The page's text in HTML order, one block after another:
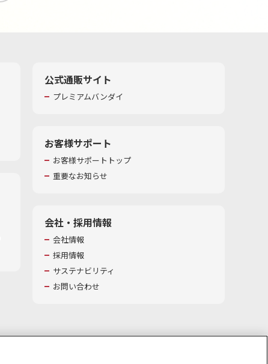
公式通販サイト
プレミアムバンダイ
お客様サポート
お客様サポートトップ
重要なお知らせ
会社・採用情報
会社情報
採用情報
サステナビリティ
お問い合わせ